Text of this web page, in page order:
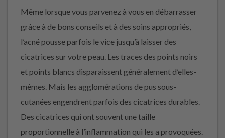
Même lorsque vous parvenez à vous en débarrasser
grâce à de bons conseils et à des soins appropriés,
l’acné pousse parfois le vice jusqu’à laisser des
cicatrices sur votre peau. Les traces des points noirs
et points blancs disparaissent généralement d’elles-
mêmes. Mais les agglomérations de pus sous-
cutanées engendrent parfois des cicatrices durables.
Des cicatrices qui ont souvent une taille
proportionnelle à l’inflammation qui les a provoquées.